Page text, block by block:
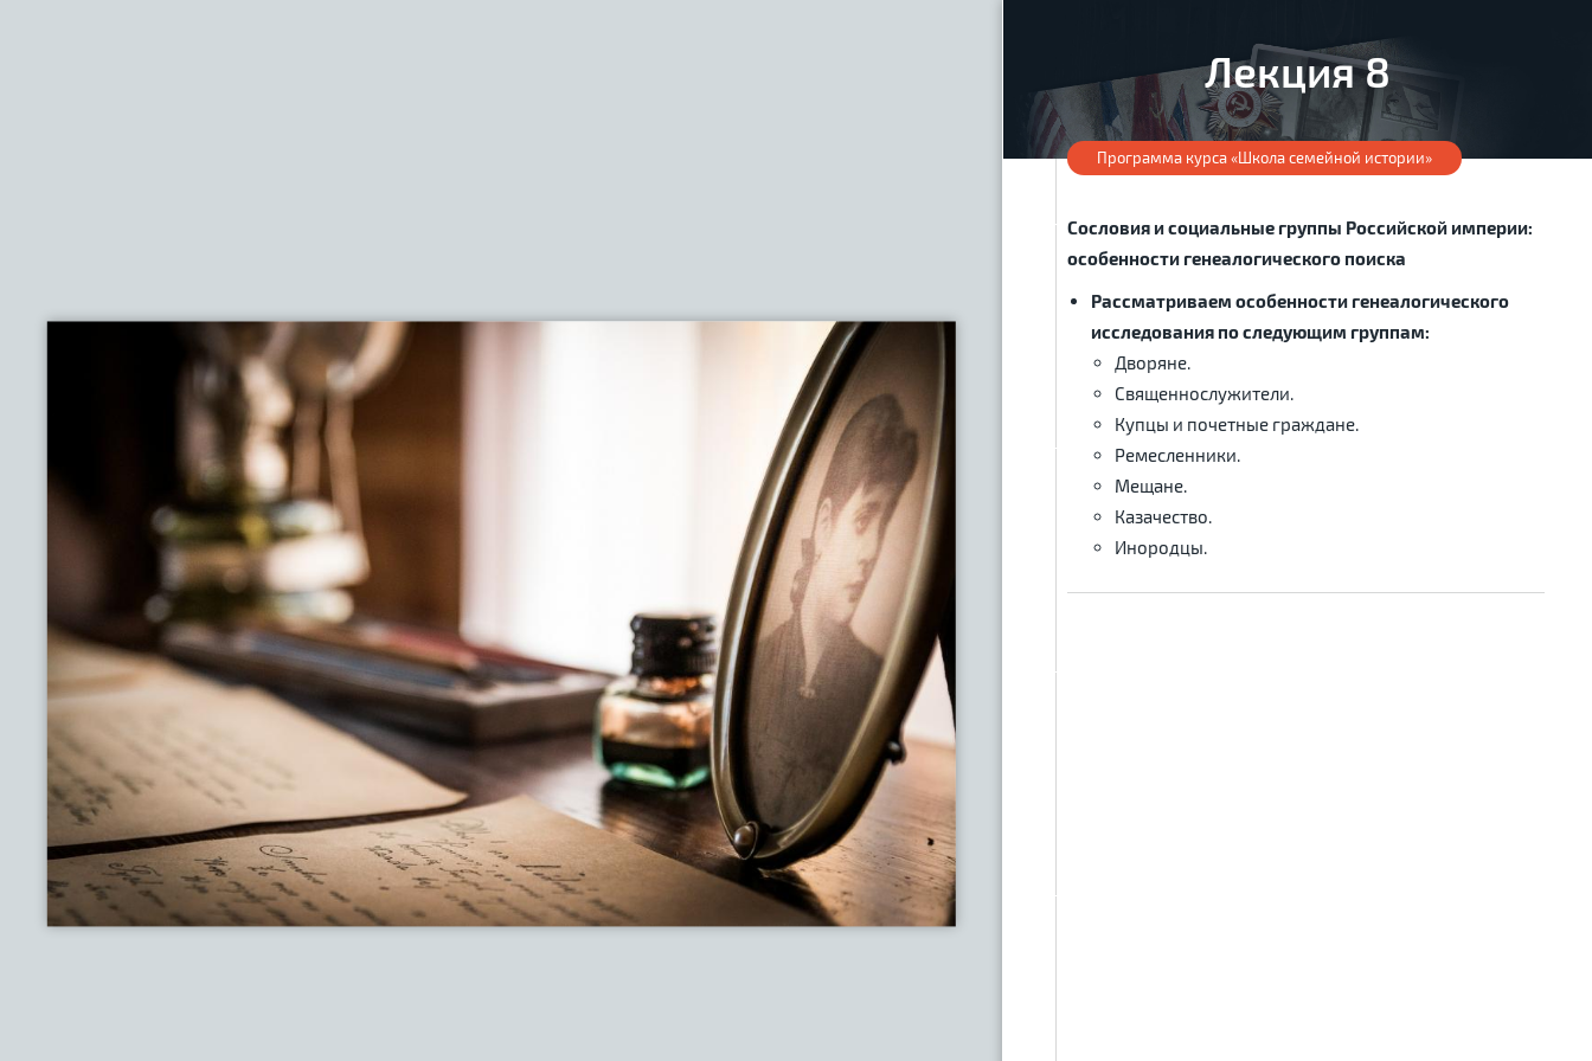
Лекция 8
Программа курса «Школа семейной истории»
Сословия и социальные группы Российской империи:
особенности генеалогического поиска
Рассматриваем особенности генеалогического
исследования по следующим группам:
Дворяне.
Священнослужители.
Купцы и почетные граждане.
Ремесленники.
Мещане.
Казачество.
Инородцы.